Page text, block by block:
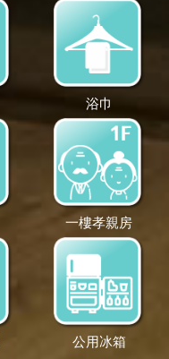
浴巾
一樓孝親房
公用冰箱